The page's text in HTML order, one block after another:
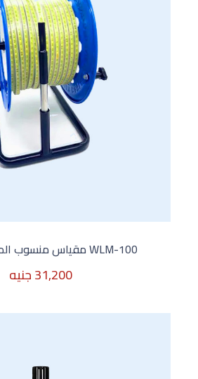
WLM-100 مقياس منسوب المياه 100 متر
31,200 جنيه